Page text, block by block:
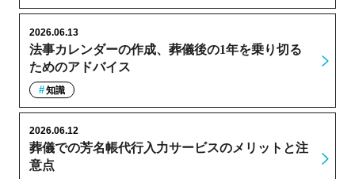
法事カレンダーの作成、葬儀後の1年を乗り切る
ためのアドバイス
2026.06.13
知識
葬儀での芳名帳代行入力サービスのメリットと注
意点
2026.06.12